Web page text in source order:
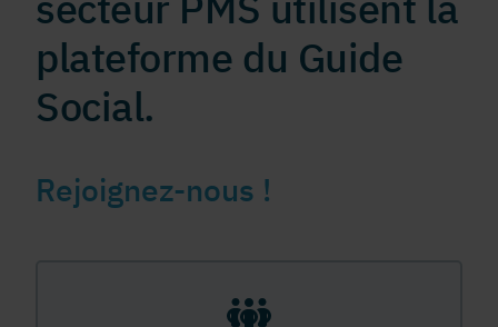
plateforme du Guide
Social.
Rejoignez-nous !